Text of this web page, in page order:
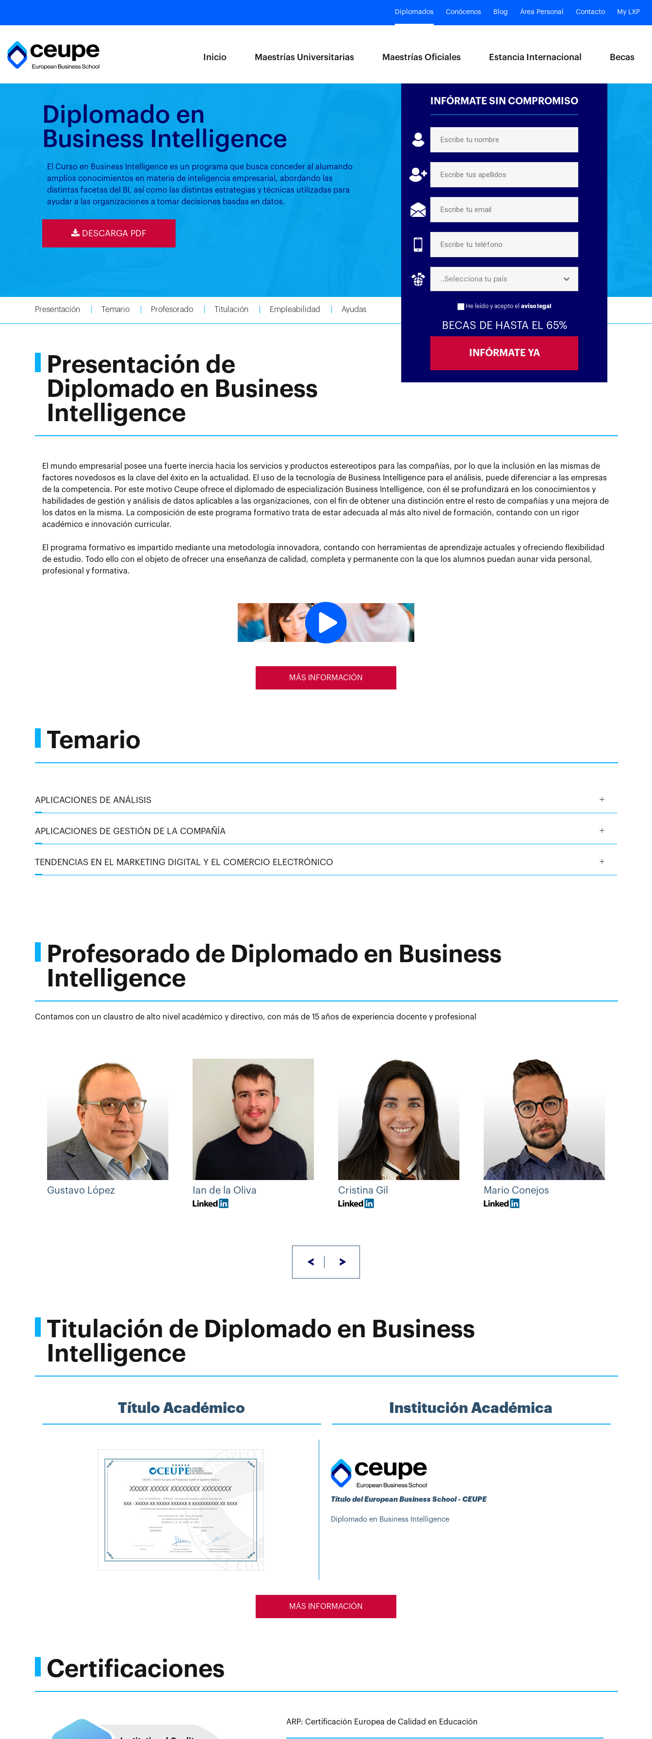
Diplomados Conócenos Blog Área Personal Contacto My LXP
Inicio Maestrías Universitarias Maestrías Oficiales Estancia Internacional Becas
Diplomado en
Business Intelligence
El Curso en Business Intelligence es un programa que busca conceder al alumando
amplios conocimientos en materia de inteligencia empresarial, abordando las
distintas facetas del BI, así como las distintas estrategias y técnicas utilizadas para
ayudar a las organizaciones a tomar decisiones basdas en datos.
DESCARGA PDF
INFÓRMATE SIN COMPROMISO
..Selecciona tu país
He leído y acepto el aviso legal
BECAS DE HASTA EL 65%
Presentación Temario Profesorado Titulación Empleabilidad Ayudas
Presentación de
Diplomado en Business
Intelligence
El mundo empresarial posee una fuerte inercia hacia los servicios y productos estereotipos para las compañías, por lo que la inclusión en las mismas de
factores novedosos es la clave del éxito en la actualidad. El uso de la tecnología de Business Intelligence para el análisis, puede diferenciar a las empresas
de la competencia. Por este motivo Ceupe ofrece el diplomado de especialización Business Intelligence, con él se profundizará en los conocimientos y
habilidades de gestión y análisis de datos aplicables a las organizaciones, con el fin de obtener una distinción entre el resto de compañías y una mejora de
los datos en la misma. La composición de este programa formativo trata de estar adecuada al más alto nivel de formación, contando con un rigor
académico e innovación curricular.
El programa formativo es impartido mediante una metodología innovadora, contando con herramientas de aprendizaje actuales y ofreciendo flexibilidad
de estudio. Todo ello con el objeto de ofrecer una enseñanza de calidad, completa y permanente con la que los alumnos puedan aunar vida personal,
profesional y formativa.
MÁS INFORMACIÓN
Temario
APLICACIONES DE ANÁLISIS
APLICACIONES DE GESTIÓN DE LA COMPAÑÍA
TENDENCIAS EN EL MARKETING DIGITAL Y EL COMERCIO ELECTRÓNICO
Profesorado de Diplomado en Business
Intelligence
Contamos con un claustro de alto nivel académico y directivo, con más de 15 años de experiencia docente y profesional
Gustavo López Ian de la Oliva Cristina Gil Mario Conejos
< >
Titulación de Diplomado en Business
Intelligence
Título Académico Institución Académica
Título del European Business School - CEUPE
Diplomado en Business Intelligence
MÁS INFORMACIÓN
Certificaciones
ARP: Certificación Europea de Calidad en Educación